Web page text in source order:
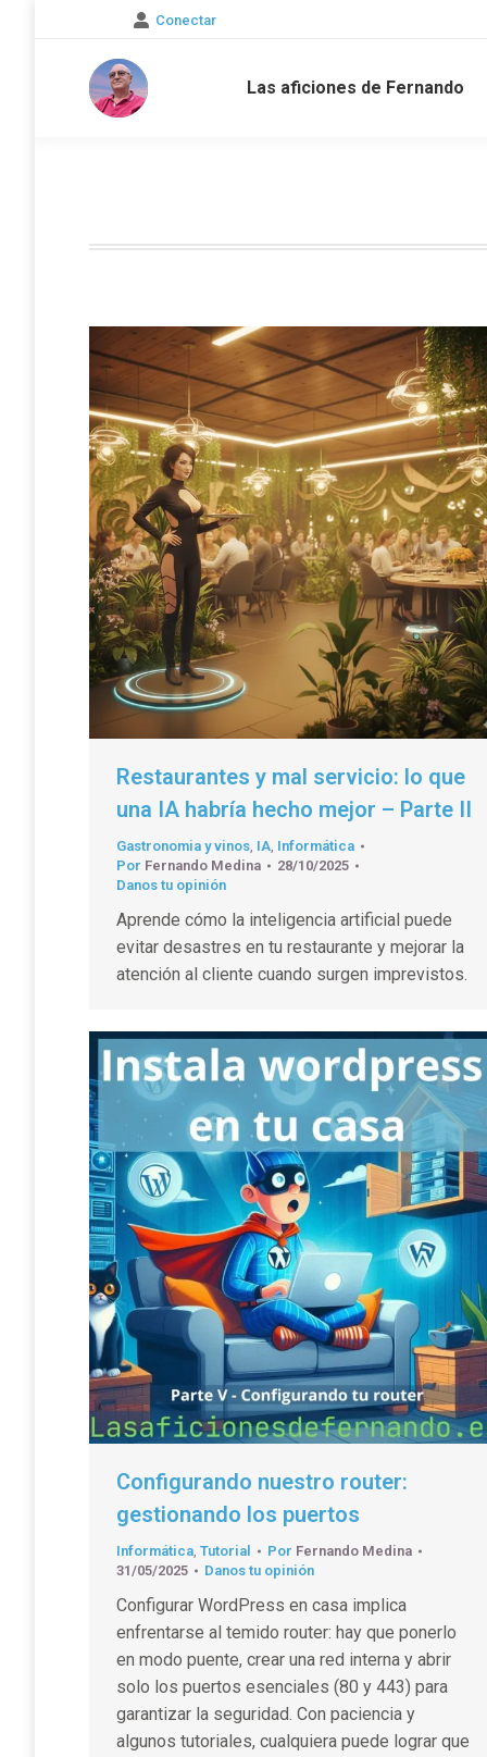
Conectar
Las aficiones de Fernando
Restaurantes y mal servicio: lo que
una IA habría hecho mejor – Parte II
Gastronomia y vinos, IA, Informática
Por Fernando Medina
28/10/2025
Danos tu opinión
Aprende cómo la inteligencia artificial puede
evitar desastres en tu restaurante y mejorar la
atención al cliente cuando surgen imprevistos.
Configurando nuestro router:
gestionando los puertos
Informática, Tutorial Por Fernando Medina
31/05/2025
Danos tu opinión
Configurar WordPress en casa implica
enfrentarse al temido router: hay que ponerlo
en modo puente, crear una red interna y abrir
solo los puertos esenciales (80 y 443) para
garantizar la seguridad. Con paciencia y
algunos tutoriales, cualquiera puede lograr que